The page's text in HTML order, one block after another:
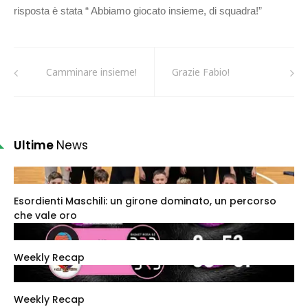
risposta è stata “ Abbiamo giocato insieme, di squadra!”
Camminare insieme! Grazie Fabio!
Ultime News
Esordienti Maschili: un girone dominato, un percorso
che vale oro
Weekly Recap
Weekly Recap